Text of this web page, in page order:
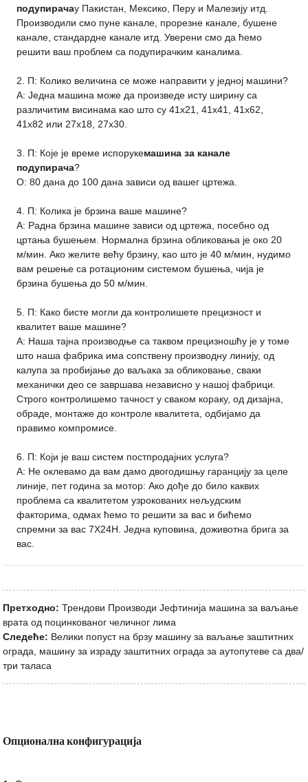
подупирачау Пакистан, Мексико, Перу и Малезију итд.
Производили смо пуне канале, прорезне канале, бушене
канале, стандардне канале итд. Уверени смо да ћемо
решити ваш проблем са подупирачким каналима.
2. П: Колико величина се може направити у једној машини?
A: Једна машина може да произведе исту ширину са
различитим висинама као што су 41x21, 41x41, 41x62,
41x82 или 27x18, 27x30.
3. П: Које је време испорукемашина за канале
подупирача?
О: 80 дана до 100 дана зависи од вашег цртежа.
4. П: Колика је брзина ваше машине?
A: Радна брзина машине зависи од цртежа, посебно од
цртања бушењем. Нормална брзина обликовања је око 20
м/мин. Ако желите већу брзину, као што је 40 м/мин, нудимо
вам решење са ротационим системом бушења, чија је
брзина бушења до 50 м/мин.
5. П: Како бисте могли да контролишете прецизност и
квалитет ваше машине?
A: Наша тајна производње са таквом прецизношћу је у томе
што наша фабрика има сопствену производну линију, од
калупа за пробијање до ваљака за обликовање, сваки
механички део се завршава независно у нашој фабрици.
Строго контролишемо тачност у сваком кораку, од дизајна,
обраде, монтаже до контроле квалитета, одбијамо да
правимо компромисе.
6. П: Који је ваш систем постпродајних услуга?
A: Не оклевамо да вам дамо двогодишњу гаранцију за целе
линије, пет година за мотор: Ако дође до било каквих
проблема са квалитетом узрокованих нељудским
факторима, одмах ћемо то решити за вас и бићемо
спремни за вас 7X24H. Једна куповина, доживотна брига за
вас.
Претходно: Трендови Производи Јефтинија машина за ваљање
врата од поцинкованог челичног лима
Следеће: Велики попуст на брзу машину за ваљање заштитних
ограда, машину за израду заштитних ограда за аутопутеве са два/
три таласа
Опционална конфигурација